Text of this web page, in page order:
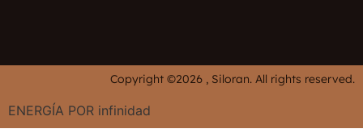
Copyright ©2026 , Siloran. All rights reserved.
ENERGÍA POR infinidad